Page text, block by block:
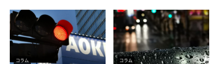
コラム コラム